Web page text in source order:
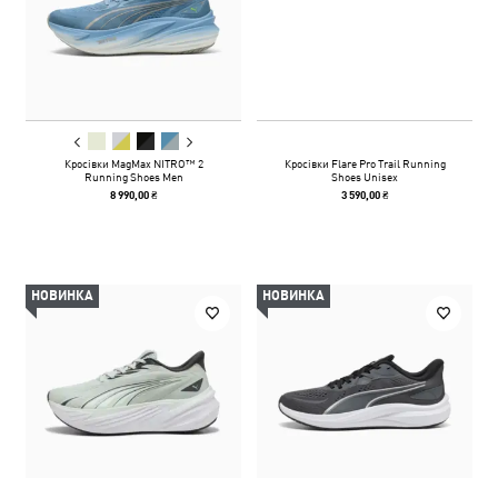
Кросівки MagMax NITRO™ 2
Running Shoes Men
8 990,00 ₴
Кросівки Flare Pro Trail Running
Shoes Unisex
3 590,00 ₴
НОВИНКА НОВИНКА